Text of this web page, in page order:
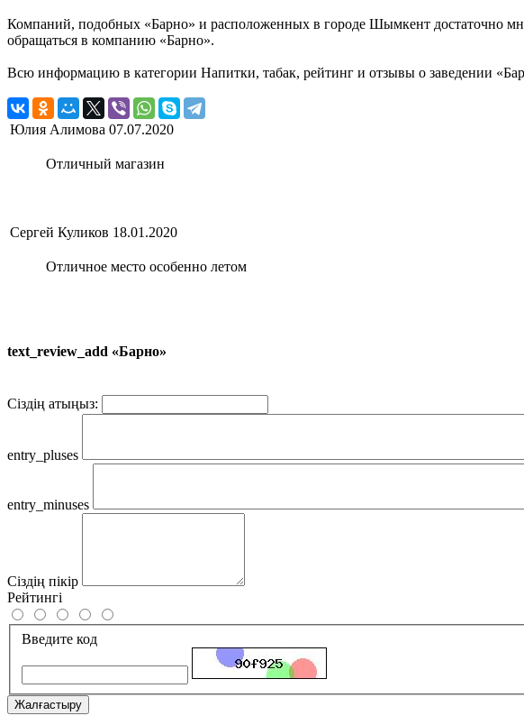
Компаний, подобных «Барно» и расположенных в городе Шымкент достаточно
обращаться в компанию «Барно».
Всю информацию в категории Напитки, табак, рейтинг и отзывы о заведении
Юлия Алимова 07.07.2020
Отличный магазин
Сергей Куликов 18.01.2020
Отличное место особенно летом
text_review_add «Барно»
Сіздің атыңыз:
entry_pluses
entry_minuses
Сіздің пікір
Рейтингі
Введите код
Жалғастыру